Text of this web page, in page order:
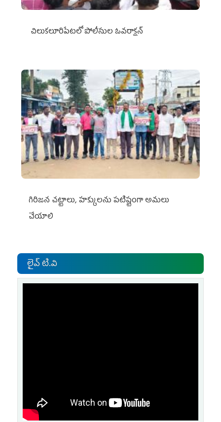
చిలుక‌లూరిపేట‌లో పోలీసుల ఓవ‌రాక్ష‌న్‌
గిరిజన చట్టాలు, హక్కులను పటిష్టంగా అమలు
చేయాలి
లైవ్ టి.వి